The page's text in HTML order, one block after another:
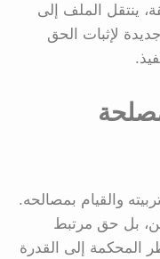
ينتقل الملف إلى
لإثبات الحق
والقيام بمصالحه.
بل حق مرتبط
إلى القدرة